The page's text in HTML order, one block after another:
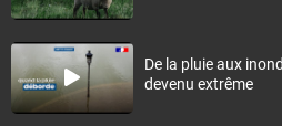
De la pluie aux
devenu extrême